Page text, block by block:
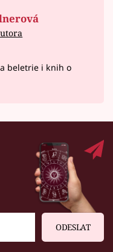
beletrie i knih o
ODESLAT